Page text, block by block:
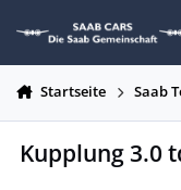
Startseite Saab
Kupplung 3.0